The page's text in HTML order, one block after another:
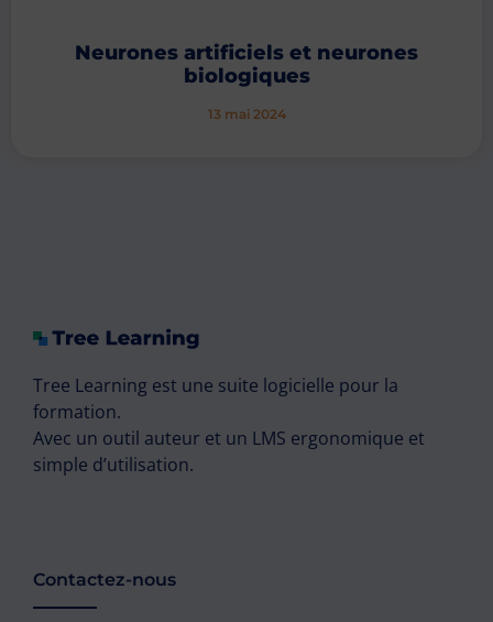
Neurones artificiels et neurones
biologiques
13 mai 2024
Tree Learning est une suite logicielle pour la
formation.
Avec un outil auteur et un LMS ergonomique et
simple d’utilisation.
Contactez-nous